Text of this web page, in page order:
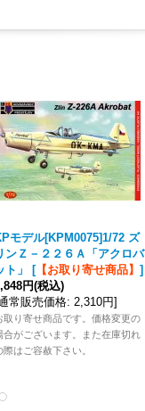
モデル[KPM0075]1/72 ズ
ンＺ－２２６Ａ「アクロバ
ト」
[【お取り寄せ商品】 ]
円(税込)
常販売価格: 2,310円]
取り寄せ商品です。価格変更の
合がございます。また在庫切れ
際はご容赦下さい。